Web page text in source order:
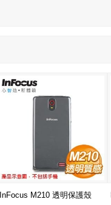
InFocus M210 透明保護殼